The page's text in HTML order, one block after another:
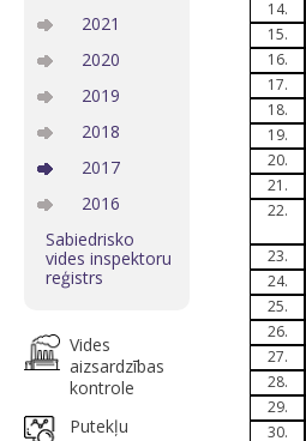
2021
2020
2019
2018
2017
2016
Sabiedrisko
vides inspektoru
reģistrs
Vides
aizsardzības
kontrole
Putekļu
14.
15.
16.
17.
18.
19.
20.
21.
22.
23.
24.
25.
26.
27.
28.
29.
30.